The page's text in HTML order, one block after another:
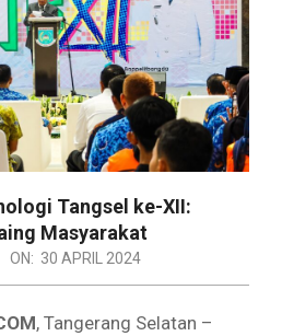
Tangsel ke-XII:
Masyarakat
ON: 30 APRIL 2024
, Tangerang Selatan –